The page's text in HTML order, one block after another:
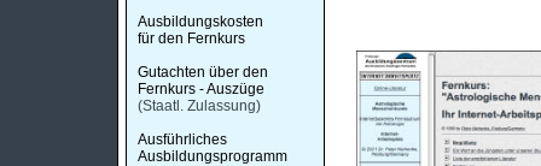
Ausbildungskosten
für den Fernkurs
Gutachten über den
Fernkurs - Auszüge
(Staatl. Zulassung)
Ausführliches
Ausbildungsprogramm